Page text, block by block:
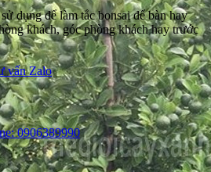
dụng để làm tắc bonsai để bàn hay
khách, góc phòng khách hay trước
vấn Zalo
0906389990